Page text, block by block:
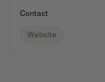
Contact
Website